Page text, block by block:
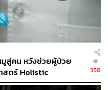
สู่คน หวังช่วยผู้ป่วย
สตร์ Holistic
358